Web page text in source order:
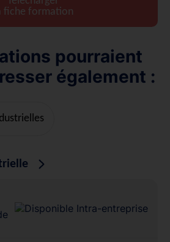
fiche formation
pourraient
également :